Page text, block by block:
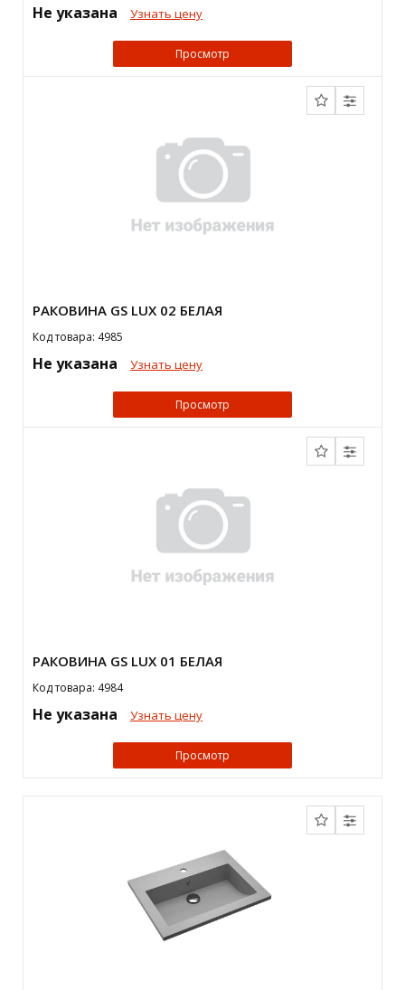
Не указана Узнать цену
Просмотр
РАКОВИНА GS LUX 02 БЕЛАЯ
Код товара: 4985
Не указана Узнать цену
Просмотр
РАКОВИНА GS LUX 01 БЕЛАЯ
Код товара: 4984
Не указана Узнать цену
Просмотр